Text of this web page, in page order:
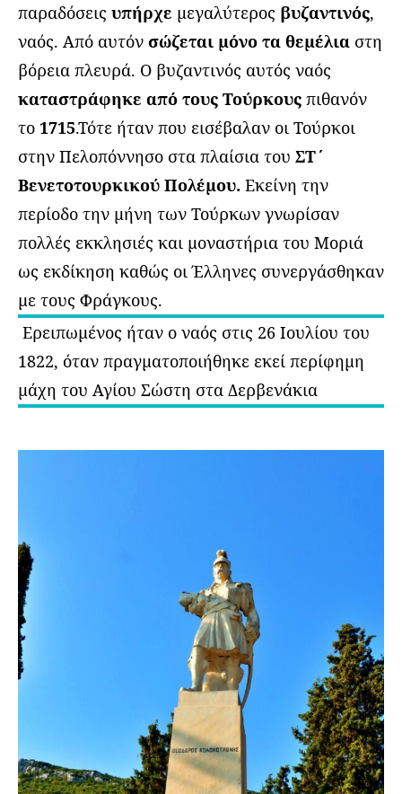
παραδόσεις υπήρχε μεγαλύτερος βυζαντινός,
ναός. Από αυτόν σώζεται μόνο τα θεμέλια στη
βόρεια πλευρά. Ο βυζαντινός αυτός ναός
καταστράφηκε από τους Τούρκους πιθανόν
το 1715.Τότε ήταν που εισέβαλαν οι Τούρκοι
στην Πελοπόννησο στα πλαίσια του ΣΤ΄
Βενετοτουρκικού Πολέμου. Εκείνη την
περίοδο την μήνη των Τούρκων γνωρίσαν
πολλές εκκλησιές και μοναστήρια του Μοριά
ως εκδίκηση καθώς οι Έλληνες συνεργάσθηκαν
με τους Φράγκους.
Ερειπωμένος ήταν ο ναός στις 26 Ιουλίου του
1822, όταν πραγματοποιήθηκε εκεί περίφημη
μάχη του Αγίου Σώστη στα Δερβενάκια